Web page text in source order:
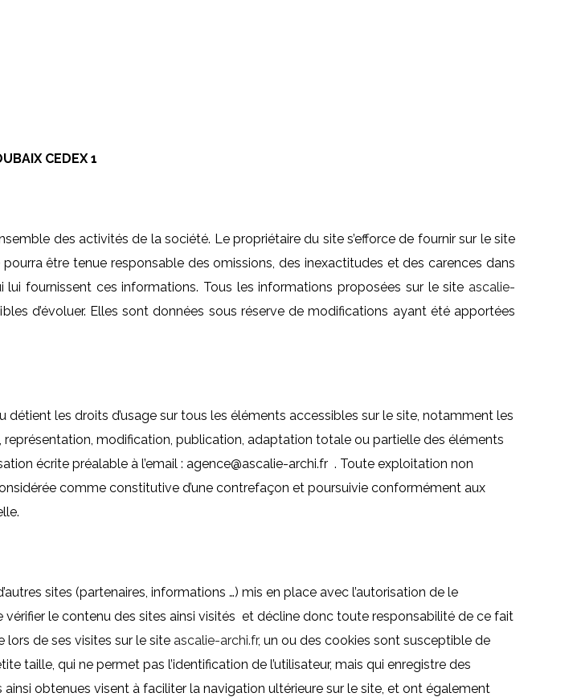
CEDEX 1
des activités de la société. Le propriétaire du site s’efforce de fournir sur le site
être tenue responsable des omissions, des inexactitudes et des carences dans
fournissent ces informations. Tous les informations proposées sur le site ascalie-
d’évoluer. Elles sont données sous réserve de modifications ayant été apportées
les droits d’usage sur tous les éléments accessibles sur le site, notamment les
modification, publication, adaptation totale ou partielle des éléments
écrite préalable à l’email : agence@ascalie-archi.fr . Toute exploitation non
comme constitutive d’une contrefaçon et poursuivie conformément aux
sites (partenaires, informations …) mis en place avec l’autorisation de le
vérifier le contenu des sites ainsi visités et décline donc toute responsabilité de ce fait
lors de ses visites sur le site ascalie-archi.fr, un ou des cookies sont susceptible de
taille, qui ne permet pas l’identification de l’utilisateur, mais qui enregistre des
obtenues visent à faciliter la navigation ultérieure sur le site, et ont également